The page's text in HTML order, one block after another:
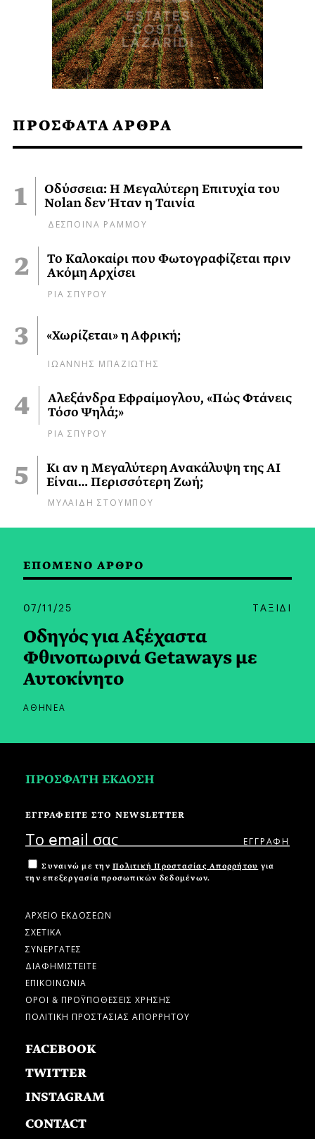
ΠΡΟΣΦΑΤΑ ΑΡΘΡΑ
Οδύσσεια: Η Μεγαλύτερη Επιτυχία του
Nolan δεν Ήταν η Ταινία
ΔΕΣΠΟΙΝΑ ΡΑΜΜΟΥ
Το Καλοκαίρι που Φωτογραφίζεται πριν
Ακόμη Αρχίσει
ΡΙΑ ΣΠΥΡΟΥ
«Χωρίζεται» η Αφρική;
ΙΩΑΝΝΗΣ ΜΠΑΖΙΩΤΗΣ
Αλεξάνδρα Εφραίμογλου, «Πώς Φτάνεις
Τόσο Ψηλά;»
ΡΙΑ ΣΠΥΡΟΥ
Κι αν η Μεγαλύτερη Ανακάλυψη της AI
Είναι… Περισσότερη Ζωή;
ΜΥΛΑΙΔΗ ΣΤΟΥΜΠΟΥ
ΕΠΟΜΕΝΟ ΑΡΘΡΟ
07/11/25 ΤΑΞΙΔΙ
Οδηγός για Aξέχαστα
Φθινοπωρινά Getaways με
Αυτοκίνητο
ΑΘΗΝΕΑ
ΠΡΟΣΦΑΤΗ ΕΚΔΟΣΗ
ΕΓΓΡΑΦΕΙΤΕ ΣΤΟ NEWSLETTER
Συναινώ με την Πολιτική Προστασίας Απορρήτου για
την επεξεργασία προσωπικών δεδομένων.
ΑΡΧΕΙΟ ΕΚΔΟΣΕΩΝ
ΣΧΕΤΙΚΑ
ΣΥΝΕΡΓΑΤΕΣ
ΔΙΑΦΗΜΙΣΤΕΙΤΕ
ΕΠΙΚΟΙΝΩΝΙΑ
ΟΡΟΙ & ΠΡΟΫΠΟΘΕΣΕΙΣ ΧΡΗΣΗΣ
ΠΟΛΙΤΙΚΗ ΠΡΟΣΤΑΣΙΑΣ ΑΠΟΡΡΗΤΟΥ
FACEBOOK
TWITTER
INSTAGRAM
CONTACT